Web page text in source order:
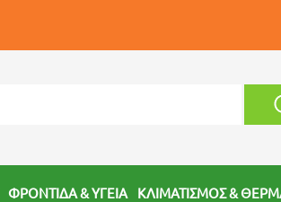
ΦΡΟΝΤΙΔΑ & ΥΓΕΙΑ ΚΛΙΜΑΤΙΣΜΟΣ &